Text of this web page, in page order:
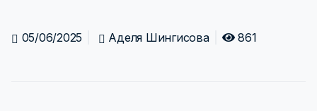
05/06/2025 Аделя Шингисова 861